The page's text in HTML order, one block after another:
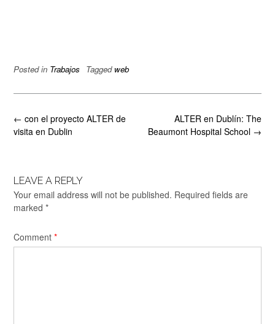
Posted in Trabajos Tagged web
Post
navigation
ALTER en Dublín: The
Beaumont Hospital School →
← con el proyecto ALTER de
visita en Dublin
LEAVE A REPLY
Your email address will not be published. Required fields are
marked *
Comment *